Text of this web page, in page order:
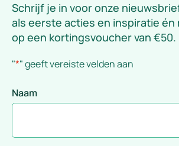
Schrijf je in voor onze
als eerste acties en inspiratie én
op een kortingsvoucher van €50.
"*" geeft vereiste velden aan
Naam